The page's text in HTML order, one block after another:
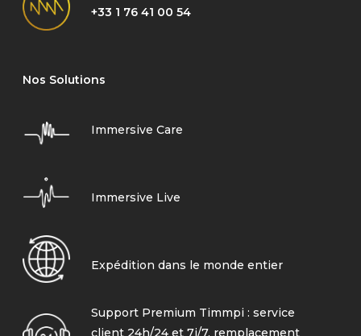
+33 1 76 41 00 54
Nos Solutions
Immersive Care
Immersive Live
Expédition dans le monde entier
Support Premium Timmpi : service
client 24h/24 et 7j/7, remplacement